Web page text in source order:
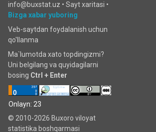
info@buxstat.uz • Sayt xaritasi •
Bizga xabar yuboring
Veb-saytdan foydalanish uchun
qo'llanma
Ma`lumotda xato topdingizmi?
Uni belgilang va quyidagilarni
bosing Ctrl + Enter
Onlayn: 23
© 2010-2026 Buxoro viloyat
statistika boshqarmasi